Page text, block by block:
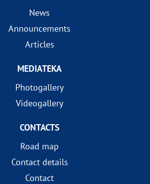
News
Announcements
Articles
MEDIATEKA
Photogallery
Videogallery
CONTACTS
Road map
Contact details
Contact